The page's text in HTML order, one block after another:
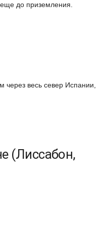
до приземления.
весь север Испании,
(Лиссабон,